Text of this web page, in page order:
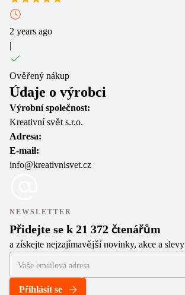
2 years ago
|
Ověřený nákup
Údaje o výrobci
Výrobní společnost:
Kreativní svět s.r.o.
Adresa:
E-mail:
info@kreativnisvet.cz
NEWSLETTER
Přidejte se k 21 372 čtenářům
a získejte nejzajímavější novinky, akce a slevy
Přihlásit se